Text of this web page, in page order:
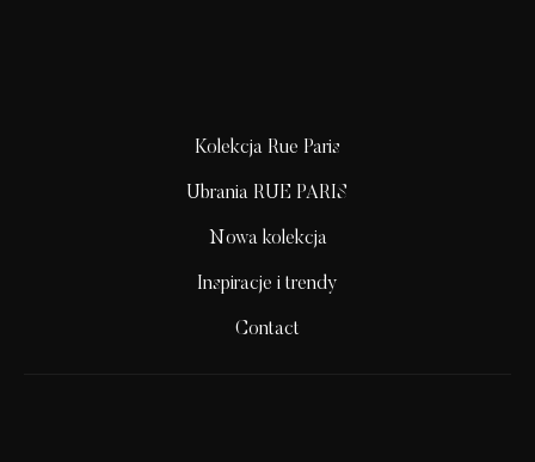
Kolekcja Rue Paris
Ubrania RUE PARIS
Nowa kolekcja
Inspiracje i trendy
Contact